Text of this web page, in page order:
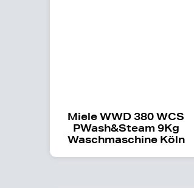
Miele WWD 380 WCS
PWash&Steam 9Kg
Waschmaschine Köln